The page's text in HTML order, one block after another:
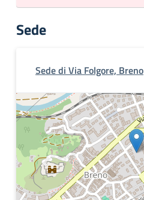
Sede
Sede di Via Folgore, Breno